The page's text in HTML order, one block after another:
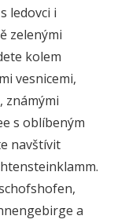
ledovci i
zelenými
kolem
vesnicemi,
známými
s oblíbeným
navštívit
a